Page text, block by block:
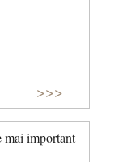
>>>
mai important